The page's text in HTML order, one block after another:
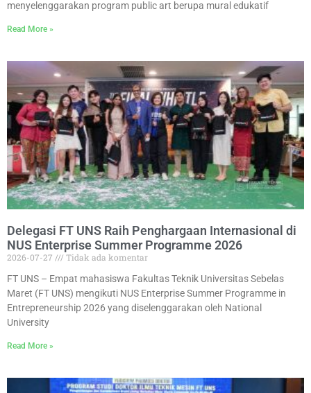
menyelenggarakan program public art berupa mural edukatif
Read More »
Delegasi FT UNS Raih Penghargaan Internasional di
NUS Enterprise Summer Programme 2026
2026-07-27
Tidak ada komentar
FT UNS – Empat mahasiswa Fakultas Teknik Universitas Sebelas
Maret (FT UNS) mengikuti NUS Enterprise Summer Programme in
Entrepreneurship 2026 yang diselenggarakan oleh National
University
Read More »